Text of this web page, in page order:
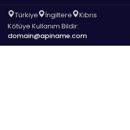
Türkiye İngiltere
Kıbrıs
Kötüye Kullanım Bildir:
domain@apiname.com